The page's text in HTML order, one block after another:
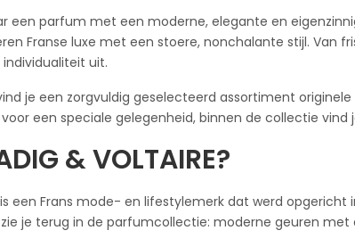
een parfum met een moderne, elegante en
Franse luxe met een stoere, nonchalante stijl.
uit.
je een zorgvuldig geselecteerd assortiment
een speciale gelegenheid, binnen de collectie vind
& VOLTAIRE?
is een Frans mode- en lifestylemerk dat werd
je terug in de parfumcollectie: moderne geuren